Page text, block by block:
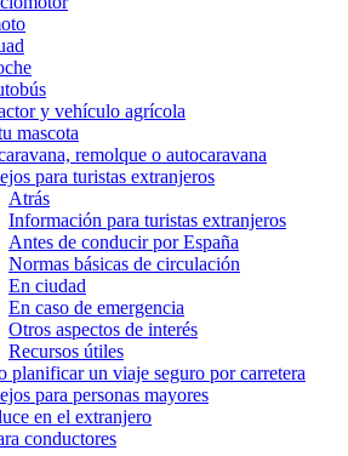
y vehículo agrícola
mascota
remolque o autocaravana
para turistas extranjeros
Atrás
Información para turistas extranjeros
Antes de conducir por España
Normas básicas de circulación
En ciudad
En caso de emergencia
Otros aspectos de interés
Recursos útiles
planificar un viaje seguro por carretera
para personas mayores
en el extranjero
conductores